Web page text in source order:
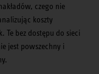
czego nie
koszty
Te bez dostępu do sieci
jest powszechny i